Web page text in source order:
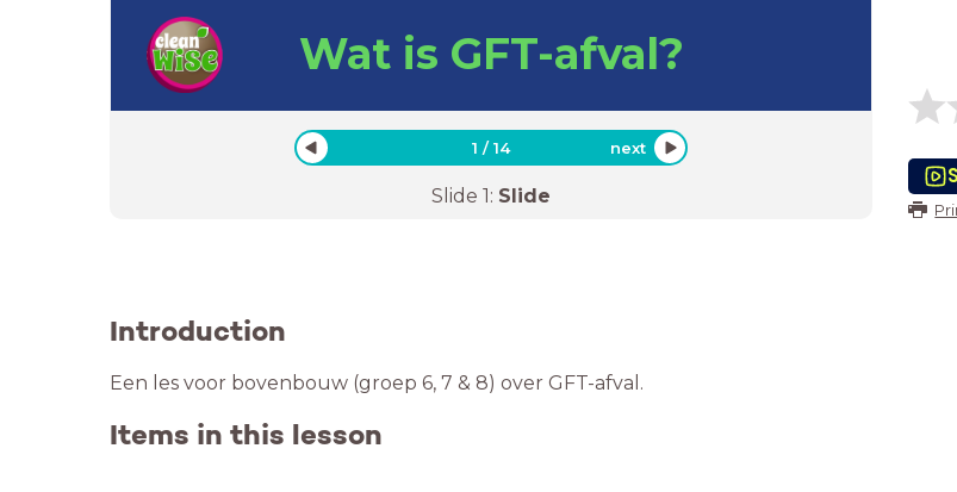
Wat is GFT-afval?
1 /14 next
Slide 1: Slide
Introduction
Een les voor bovenbouw (groep 6, 7 & 8) over GFT-afval.
Items in this lesson